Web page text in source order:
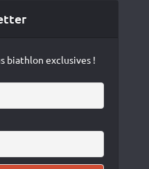
biathlon exclusives !